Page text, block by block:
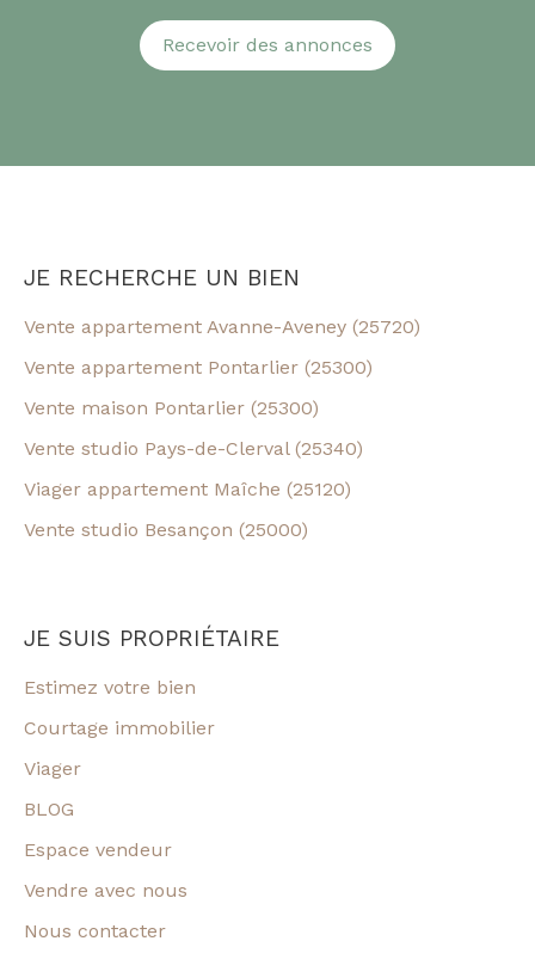
Recevoir des annonces
JE RECHERCHE UN BIEN
Vente appartement Avanne-Aveney (25720)
Vente appartement Pontarlier (25300)
Vente maison Pontarlier (25300)
Vente studio Pays-de-Clerval (25340)
Viager appartement Maîche (25120)
Vente studio Besançon (25000)
JE SUIS PROPRIÉTAIRE
Estimez votre bien
Courtage immobilier
Viager
BLOG
Espace vendeur
Vendre avec nous
Nous contacter